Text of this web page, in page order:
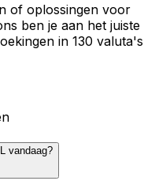
of oplossingen voor
ben je aan het juiste
in 130 valuta's
vandaag?